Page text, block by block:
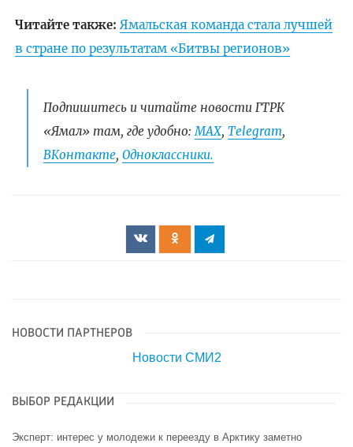
Читайте также: Ямальская команда стала лучшей
в стране по результатам «Битвы регионов»
Подпишитесь и читайте новости ГТРК
«Ямал» там, где удобно:МАХ, Telegram,
ВКонтакте, Одноклассники.
НОВОСТИ ПАРТНЕРОВ
Новости СМИ2
ВЫБОР РЕДАКЦИИ
Эксперт: интерес у молодежи к переезду в Арктику заметно